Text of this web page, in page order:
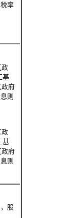
率
政
基
政府
则
政
基
政府
则
股